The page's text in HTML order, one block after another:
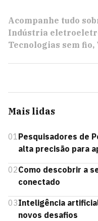
Acompanhe tudo
Indústria
Tecnologias sem fio
Mais lidas
01Pesquisadores de
alta precisão para
02Como descobrir a
conectado
03Inteligência
novos desafios